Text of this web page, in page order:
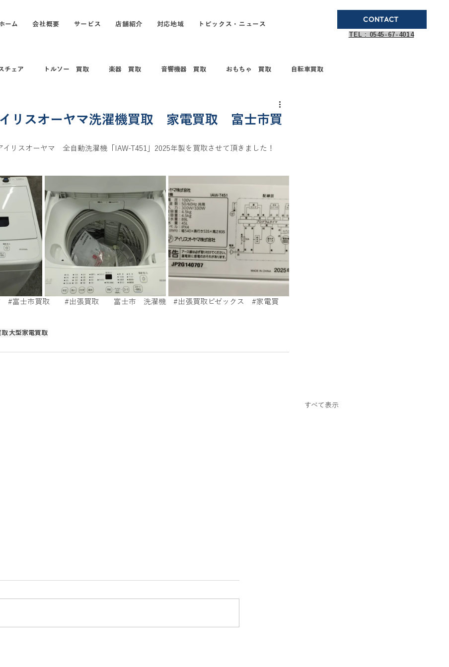
ーム 会社概要 サービス 店舗紹介 対応地域 トピックス・ニュース
CONTACT
TEL : 0545-67-4014
チェア トルソー 買取 楽器 買取 音響機器 買取 おもちゃ 買取 自転車買取
買取 打楽器 和楽器 コレクション パソコン パソコン買取 ガステーブル
買取 カヤック、船、ボート買取 万年筆、ブランドボールペン買取
取 電動カート 美容用品買取 ゲーム買取 電動キックスクーター
リスオーヤマ洗濯機買取 家電買取 富士市買
リスオーヤマ　全自動洗濯機「IAW-T451」2025年製を買取させて頂きました！
#富士市買取 #出張買取 富士市　洗濯機 #出張買取ビゼックス
#家電買
取大型家電買取
すべて表示